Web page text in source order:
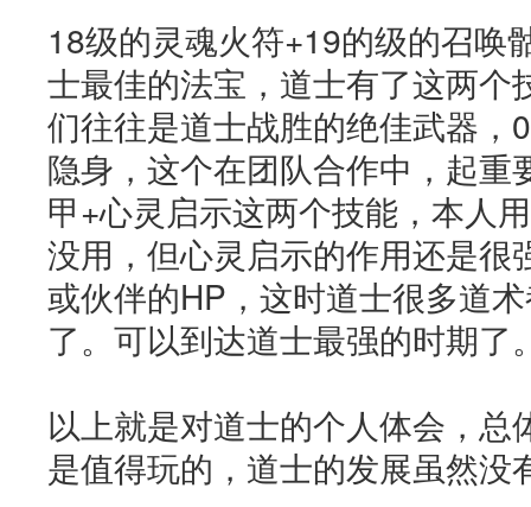
18级的灵魂火符+19的级的召唤
士最佳的法宝，道士有了这两个
们往往是道士战胜的绝佳武器，
隐身，这个在团队合作中，起重
甲+心灵启示这两个技能，本人
没用，但心灵启示的作用还是很
或伙伴的HP，这时道士很多道
了。可以到达道士最强的时期了
以上就是对道士的个人体会，总
是值得玩的，道士的发展虽然没